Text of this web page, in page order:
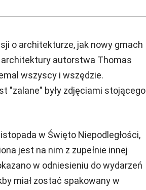
o architekturze, jak nowy gmach
autorstwa Thomas
wszyscy i wszędzie.
"zalane" były zdjęciami stojącego
w Święto Niepodległości,
jest na nim z zupełnie innej
w odniesieniu do wydarzeń
miał zostać spakowany w